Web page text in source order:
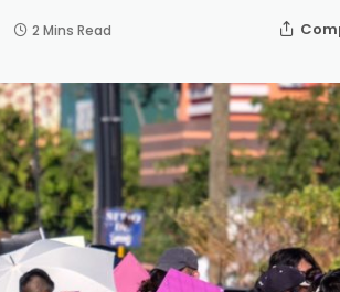
2 Mins Read